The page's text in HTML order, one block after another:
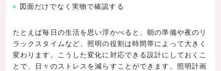
図面だけでなく実物で確認する
たとえば毎日の生活を思い浮かべると、朝の準備や夜のリ
ラックスタイムなど、照明の役割は時間帯によって大きく
変わります。こうした変化に対応できる設計にしておくこ
とで、日々のストレスを減らすことができます。照明計画